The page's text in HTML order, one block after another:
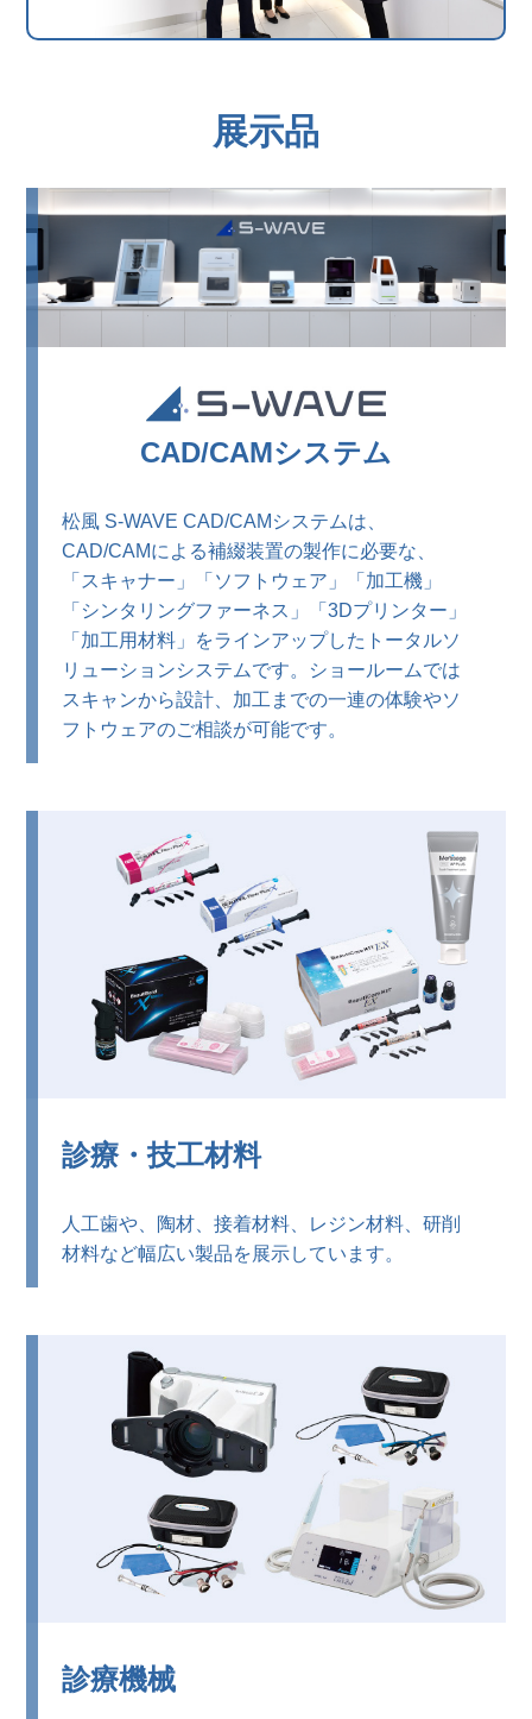
展示品
CAD/CAMシステム
松風 S-WAVE CAD/CAMシステムは、
CAD/CAMによる補綴装置の製作に必要な、
「スキャナー」「ソフトウェア」「加工機」
「シンタリングファーネス」「3Dプリンター」
「加工用材料」をラインアップしたトータルソ
リューションシステムです。 ショールームでは
スキャンから設計、加工までの一連の体験やソ
フトウェアのご相談が可能です。
診療・技工材料
人工歯や、陶材、接着材料、レジン材料、研削
材料など幅広い製品を展示しています。
診療機械